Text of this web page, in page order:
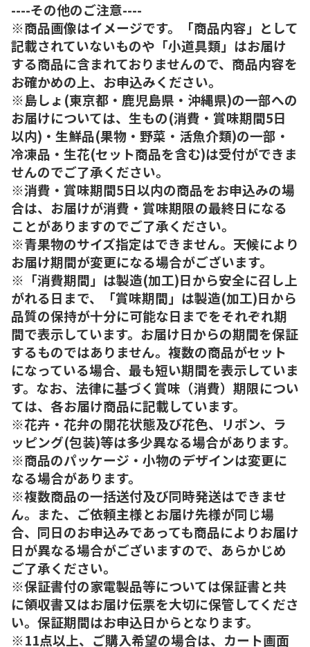
----その他のご注意----
※商品画像はイメージです。「商品内容」として
記載されていないものや「小道具類」はお届け
する商品に含まれておりませんので、商品内容を
お確かめの上、お申込みください。
※島しょ(東京都・鹿児島県・沖縄県)の一部への
お届けについては、生もの(消費・賞味期間5日
以内)・生鮮品(果物・野菜・活魚介類)の一部・
冷凍品・生花(セット商品を含む)は受付ができま
せんのでご了承ください。
※消費・賞味期間5日以内の商品をお申込みの場
合は、お届けが消費・賞味期限の最終日になる
ことがありますのでご了承ください。
※青果物のサイズ指定はできません。天候により
お届け期間が変更になる場合がございます。
※「消費期間」は製造(加工)日から安全に召し上
がれる日まで、「賞味期間」は製造(加工)日から
品質の保持が十分に可能な日までをそれぞれ期
間で表示しています。お届け日からの期間を保証
するものではありません。複数の商品がセット
になっている場合、最も短い期間を表示していま
す。なお、法律に基づく賞味（消費）期限につい
ては、各お届け商品に記載しています。
※花卉・花弁の開花状態及び花色、リボン、ラ
ッピング(包装)等は多少異なる場合があります。
※商品のパッケージ・小物のデザインは変更に
なる場合があります。
※複数商品の一括送付及び同時発送はできませ
ん。また、ご依頼主様とお届け先様が同じ場
合、同日のお申込みであっても商品によりお届け
日が異なる場合がございますので、あらかじめ
ご了承ください。
※保証書付の家電製品等については保証書と共
に領収書又はお届け伝票を大切に保管してくださ
い。保証期間はお申込日からとなります。
※11点以上、ご購入希望の場合は、カート画面